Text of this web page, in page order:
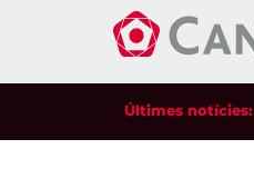
Últimes notícies: